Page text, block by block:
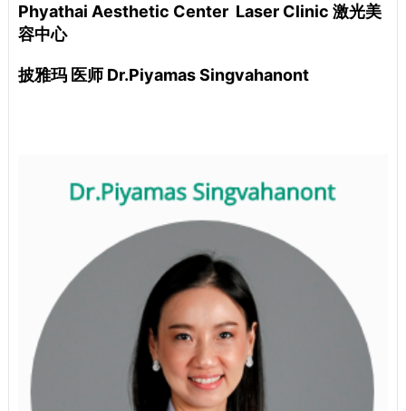
Phyathai Aesthetic Center Laser Clinic 激光美
容中心
披雅玛 医师 Dr.Piyamas Singvahanont